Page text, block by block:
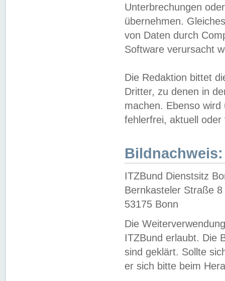
Unterbrechungen
übernehmen.
von Daten durch
Software verursacht
Die Redaktion bittet
Dritter, zu denen in
machen. Ebenso
fehlerfrei, aktuell oder
Bildnachweis:
ITZBund Dienstsitz
Bernkasteler Straße 8
53175 Bonn
Die
ITZBund erlaubt. Die
sind geklärt. Sollte
er sich bitte beim